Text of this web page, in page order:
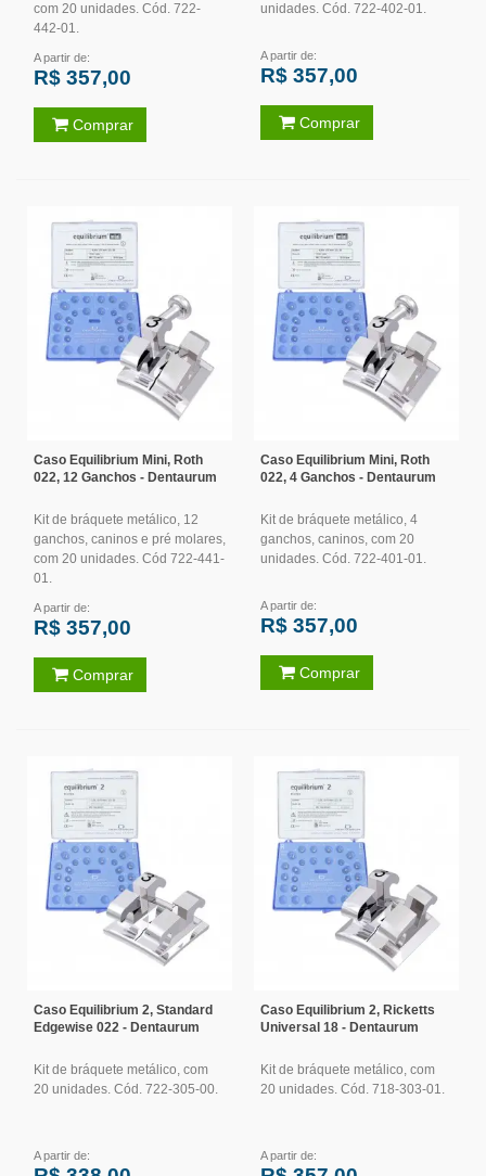
com 20 unidades. Cód. 722-
442-01.
A partir de:
R$ 357,00
Comprar
unidades. Cód. 722-402-01.
A partir de:
R$ 357,00
Comprar
Caso Equilibrium Mini, Roth
022, 12 Ganchos - Dentaurum
Kit de bráquete metálico, 12
ganchos, caninos e pré molares,
com 20 unidades. Cód 722-441-
01.
A partir de:
R$ 357,00
Comprar
Caso Equilibrium Mini, Roth
022, 4 Ganchos - Dentaurum
Kit de bráquete metálico, 4
ganchos, caninos, com 20
unidades. Cód. 722-401-01.
A partir de:
R$ 357,00
Comprar
Caso Equilibrium 2, Standard
Edgewise 022 - Dentaurum
Kit de bráquete metálico, com
20 unidades. Cód. 722-305-00.
A partir de:
Caso Equilibrium 2, Ricketts
Universal 18 - Dentaurum
Kit de bráquete metálico, com
20 unidades. Cód. 718-303-01.
A partir de: